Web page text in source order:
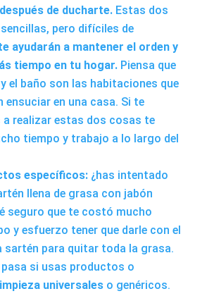
de ducharte. Estas dos
pero difíciles de
ayudarán a mantener el orden y
tiempo en tu hogar.Piensa que
el baño son las habitaciones que
ensuciar en una casa. Si te
realizar estas dos cosas te
tiempo y trabajo a lo largo del
específicos:¿has intentado
llena de grasa con jabón
seguro que te costó mucho
y esfuerzo tener que darle con el
sartén para quitar toda la grasa.
pasa si usas productos o
universaleso genéricos.